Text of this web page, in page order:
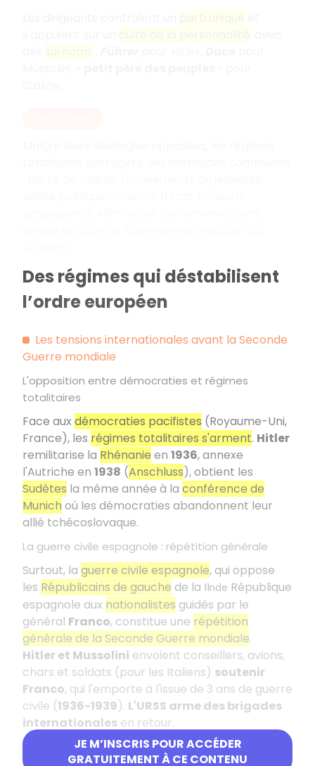
JE M’INSCRIS POUR ACCÉDER
GRATUITEMENT À CE CONTENU
Des régimes qui déstabilisent
l’ordre européen
Les tensions internationales avant la Seconde
Guerre mondiale
L'opposition entre démocraties et régimes
totalitaires
Face aux démocraties pacifistes (Royaume-Uni,
France), les régimes totalitaires s'arment. Hitler
remilitarise la Rhénanie en 1936, annexe
l'Autriche en 1938 (Anschluss), obtient les
Sudètes la même année à la conférence de
Munich où les démocraties abandonnent leur
allié tchécoslovaque.
La guerre civile espagnole : répétition générale
Surtout, la guerre civile espagnole, qui oppose
les Républicains de gauche de la IInde République
espagnole aux nationalistes guidés par le
général Franco, constitue une répétition
générale de la Seconde Guerre mondiale.
Hitler et Mussolini envoient conseillers, avions,
chars et soldats (pour les Italiens) soutenir
Franco, qui l'emporte à l'issue de 3 ans de guerre
civile (1936-1939). L'URSS arme des brigades
internationales en retour.
La formation des alliances